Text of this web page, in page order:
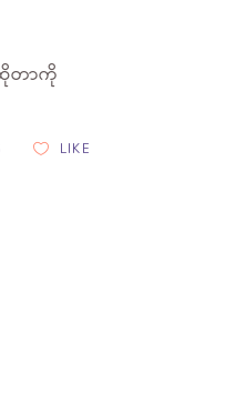
ဆိုတာကို
LIKE